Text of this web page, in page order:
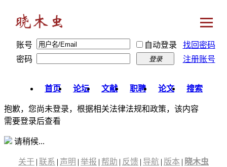
账号 自动登录
找回密码
密码
登录 注册账号
首页 论坛 文献 职聘 论文 搜索
抱歉，您尚未登录，根据相关法律法规和政策，该内容
需要登录后查看
请稍候...
关于 | 联系 | 声明 | 举报 | 帮助 | 反馈 | 导航 | 版本 | 晓木虫